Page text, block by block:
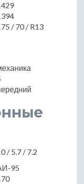
/ 70 / R13
/ 5.7 / 7.2
95